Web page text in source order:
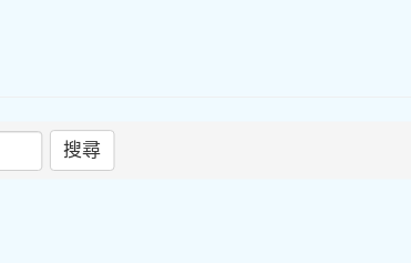
搜尋